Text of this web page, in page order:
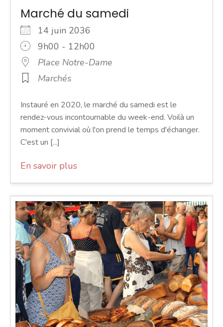
Marché du samedi
14 juin 2036
9h00 - 12h00
Place Notre-Dame
Marchés
Instauré en 2020, le marché du samedi est le
rendez-vous incontournable du week-end. Voilà un
moment convivial où l'on prend le temps d'échanger.
C'est un [...]
En savoir plus